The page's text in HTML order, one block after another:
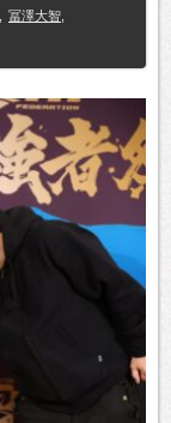
冨澤大智